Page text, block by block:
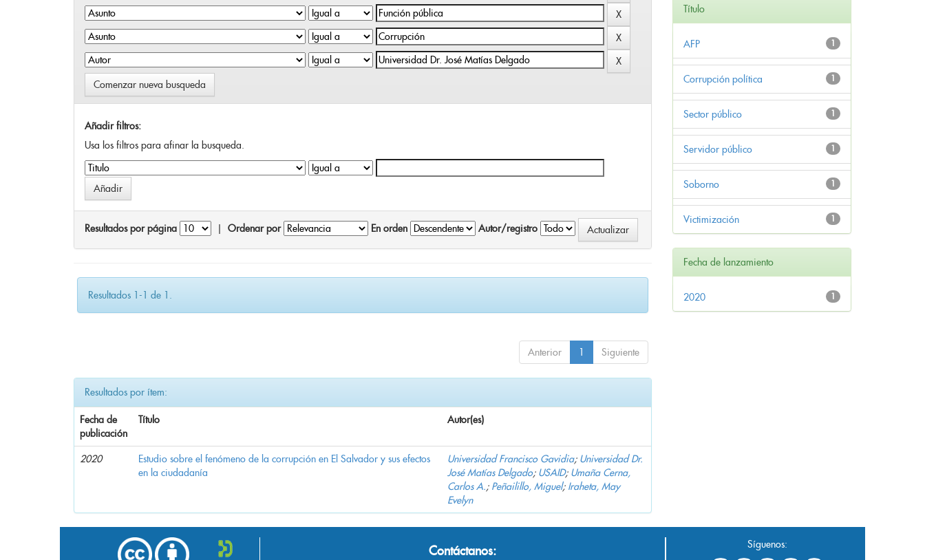
Comenzar nueva busqueda
Añadir filtros:
Usa los filtros para afinar la busqueda.
Resultados por página Ordenar por En orden Autor/registro
Resultados 1-1 de 1.
Anterior 1 Siguiente
Resultados por ítem:
Fecha de
publicación
Título Autor(es)
2020
Estudio sobre el fenómeno de la corrupción en El Salvador y sus efectos
en la ciudadanía
Universidad Francisco Gavidia; Universidad Dr.
José Matías Delgado; USAID; Umaña Cerna,
Carlos A.; Peñailillo, Miguel; Iraheta, May
Evelyn
Título
1
AFP
1
Corrupción política
1
Sector público
1
Servidor público
1
Soborno
1
Victimización
Fecha de lanzamiento
1
2020
Contáctanos: Síguenos: